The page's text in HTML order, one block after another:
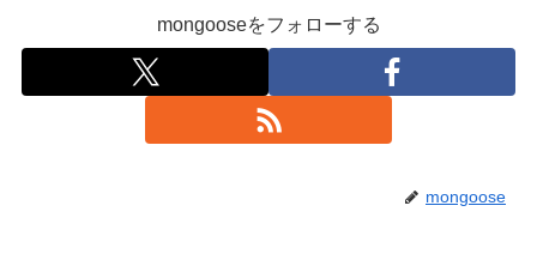
mongooseをフォローする
mongoose